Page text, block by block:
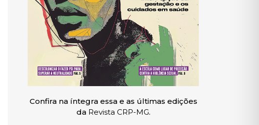
Confira na íntegra essa e as últimas edições
da Revista CRP-MG.